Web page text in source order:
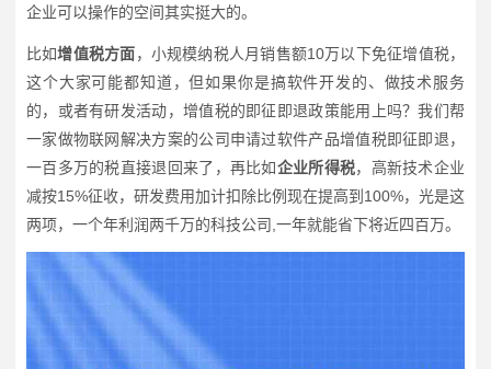
企业可以操作的空间其实挺大的。
比如增值税方面，小规模纳税人月销售额10万以下免征增值税，
这个大家可能都知道，但如果你是搞软件开发的、做技术服务
的，或者有研发活动，增值税的即征即退政策能用上吗？我们帮
一家做物联网解决方案的公司申请过软件产品增值税即征即退，
一百多万的税直接退回来了，再比如企业所得税，高新技术企业
减按15%征收，研发费用加计扣除比例现在提高到100%，光是这
两项，一个年利润两千万的科技公司,一年就能省下将近四百万。